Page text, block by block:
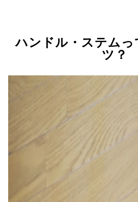
ハンドル・ステムっ
ツ？